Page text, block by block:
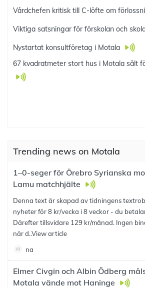
Vårdchefen kritisk till C-löfte om
Viktiga satsningar för förskolan och
Nystartat konsultföretag i Motala
67 kvadratmeter stort hus i Motala sålt
Trending news on Motala
1–0-seger för Örebro Syrianska
Lamu matchhjälte
Denna text är skapad av tidningens
nyheter för 8 kr/vecka i 8 veckor - du
Därefter tillsvidare 129 kr/månad. Ingen
när d..View article
na
Elmer Civgin och Albin Ödberg
Motala vände mot Haninge